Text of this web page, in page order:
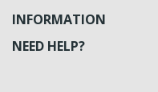
INFORMATION
NEED HELP?